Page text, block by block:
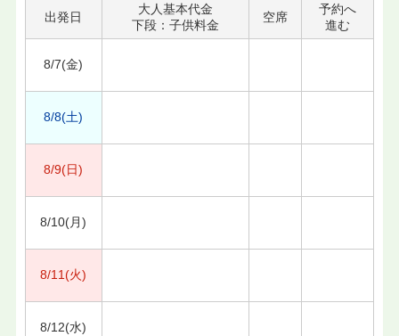
出発日
大人基本代金
下段：子供料金
空席
予約へ
進む
8/7(金)
8/8(土)
8/9(日)
8/10(月)
8/11(火)
8/12(水)